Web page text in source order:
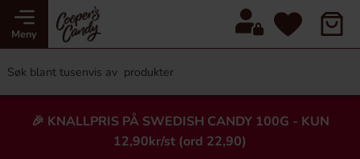
Meny
🎉 KNALLPRIS PÅ SWEDISH CANDY 100G - KUN
12,90kr/st (ord 22,90)